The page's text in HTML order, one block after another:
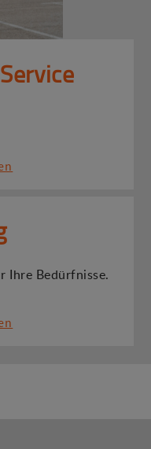
Ihre Bedürfnisse.